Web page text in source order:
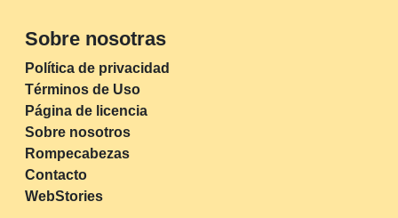
Sobre nosotras
Política de privacidad
Términos de Uso
Página de licencia
Sobre nosotros
Rompecabezas
Contacto
WebStories